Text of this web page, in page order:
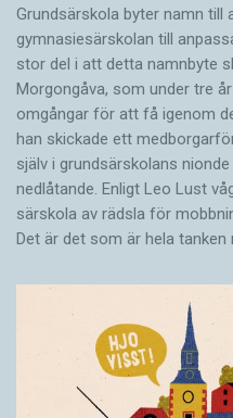
Grundsärskola byter namn till
gymnasiesärskolan till
stor del i att detta namnbyte
Morgongåva, som under tre
omgångar för att få igenom
han skickade ett
själv i grundsärskolans
nedlåtande. Enligt Leo Lust
särskola av rädsla för
Det är det som är hela tanken